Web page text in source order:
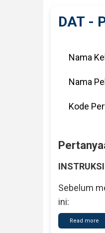
DAT -
Nama
Nama
Kode
INSTRUKSI
Sebelum
ini:
Read more